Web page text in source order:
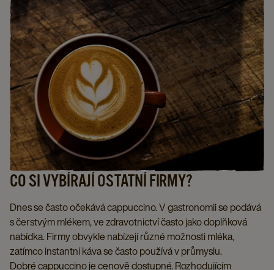
CO SI VYBÍRAJÍ OSTATNÍ FIRMY?
Dnes se často očekává cappuccino. V gastronomii se podává
s čerstvým mlékem, ve zdravotnictví často jako doplňková
nabídka. Firmy obvykle nabízejí různé možnosti mléka,
zatímco instantní káva se často používá v průmyslu.
Dobré cappuccino je cenově dostupné. Rozhodujícím